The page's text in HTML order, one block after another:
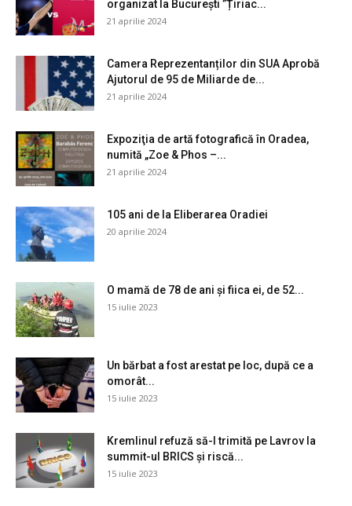
organizat la București ”Țiriac...
21 aprilie 2024
Camera Reprezentanților din SUA Aprobă
Ajutorul de 95 de Miliarde de...
21 aprilie 2024
Expoziţia de artă fotografică în Oradea,
numită „Zoe & Phos –...
21 aprilie 2024
105 ani de la Eliberarea Oradiei
20 aprilie 2024
O mamă de 78 de ani și fiica ei, de 52...
15 iulie 2023
Un bărbat a fost arestat pe loc, după ce a
omorât...
15 iulie 2023
Kremlinul refuză să-l trimită pe Lavrov la
summit-ul BRICS și riscă...
15 iulie 2023